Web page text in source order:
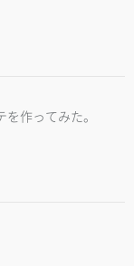
作ってみた。